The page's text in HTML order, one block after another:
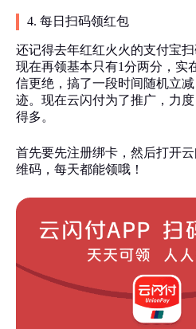
4. 每日扫码领红包
还记得去年红红火火的支付宝
现在再领基本只有1分两分，实
信更绝，搞了一段时间随机立
迹。现在云闪付为了推广，力
得多。
首先要先注册绑卡，然后打开
维码，每天都能领哦！